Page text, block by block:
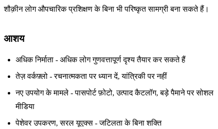
शौक़ीन लोग औपचारिक प्रशिक्षण के बिना भी परिष्कृत सामग्री बना सकते हैं।
आशय
अधिक निर्माता - अधिक लोग गुणवत्तापूर्ण दृश्य तैयार कर सकते हैं
तेज़ वर्कफ़्लो - रचनात्मकता पर ध्यान दें, यांत्रिकी पर नहीं
नए उपयोग के मामले - पासपोर्ट फ़ोटो, उत्पाद कैटलॉग, बड़े पैमाने पर सोशल
मीडिया
पेशेवर उपकरण, सरल यूएक्स - जटिलता के बिना शक्ति